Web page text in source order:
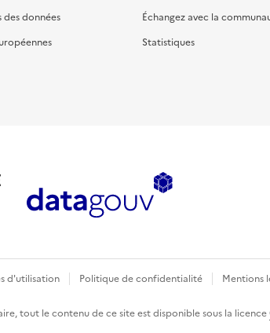
des données
Échangez avec la
Statistiques
d'utilisation Politique de confidentialité Mentions
tout le contenu de ce site est disponible sous la licence